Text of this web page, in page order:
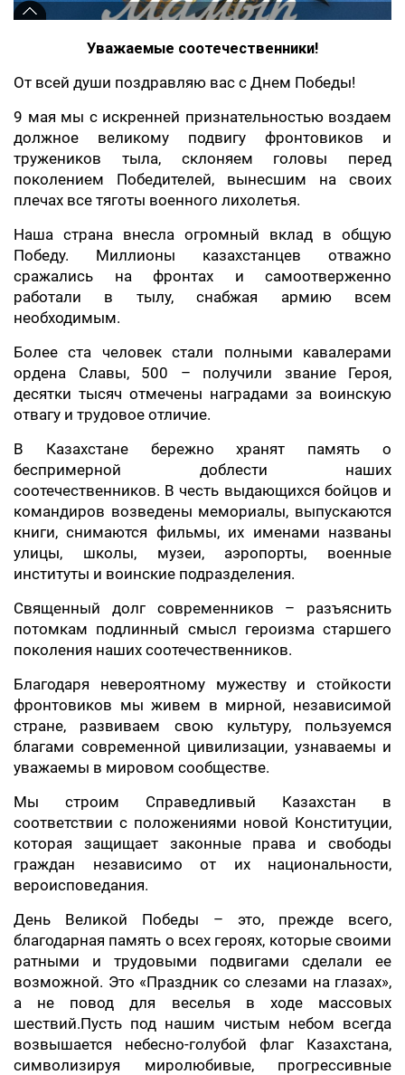
Уважаемые соотечественники!
От всей души поздравляю вас c Днем Победы!
9 мая мы с искренней признательностью воздаем
должное великому подвигу фронтовиков и
тружеников тыла, склоняем головы перед
поколением Победителей, вынесшим на своих
плечах все тяготы военного лихолетья.
Наша страна внесла огромный вклад в общую
Победу. Миллионы казахстанцев отважно
сражались на фронтах и самоотверженно
работали в тылу, снабжая армию всем
необходимым.
Более ста человек стали полными кавалерами
ордена Славы, 500 – получили звание Героя,
десятки тысяч отмечены наградами за воинскую
отвагу и трудовое отличие.
В Казахстане бережно хранят память о
беспримерной доблести наших
соотечественников. В честь выдающихся бойцов и
командиров возведены мемориалы, выпускаются
книги, снимаются фильмы, их именами названы
улицы, школы, музеи, аэропорты, военные
институты и воинские подразделения.
Священный долг современников – разъяснить
потомкам подлинный смысл героизма старшего
поколения наших соотечественников.
Благодаря невероятному мужеству и стойкости
фронтовиков мы живем в мирной, независимой
стране, развиваем свою культуру, пользуемся
благами современной цивилизации, узнаваемы и
уважаемы в мировом сообществе.
Мы строим Справедливый Казахстан в
соответствии с положениями новой Конституции,
которая защищает законные права и свободы
граждан независимо от их национальности,
вероисповедания.
День Великой Победы – это, прежде всего,
благодарная память о всех героях, которые своими
ратными и трудовыми подвигами сделали ее
возможной. Это «Праздник со слезами на глазах»,
а не повод для веселья в ходе массовых
шествий.Пусть под нашим чистым небом всегда
возвышается небесно-голубой флаг Казахстана,
символизируя миролюбивые, прогрессивные